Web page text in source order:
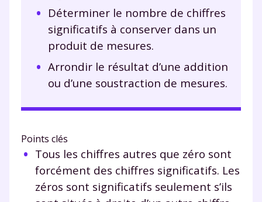
Déterminer le nombre de chiffres
significatifs à conserver dans un
produit de mesures.
Arrondir le résultat d’une addition
ou d’une soustraction de mesures.
Points clés
Tous les chiffres autres que zéro sont
forcément des chiffres significatifs. Les
zéros sont significatifs seulement s’ils